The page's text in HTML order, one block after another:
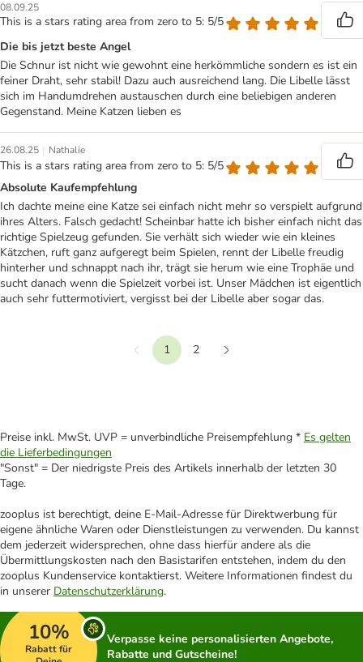
08.09.25
This is a stars rating area from zero to 5: 5/5
Die bis jetzt beste Angel
Die Schnur ist nicht wie gewohnt eine herkömmliche sondern es ist ein
feiner Draht, sehr stabil! Dazu auch ausreichend lang. Die Libelle lässt
sich im Handumdrehen austauschen durch eine beliebigen anderen
Gegenstand. Meine Katzen lieben es
26.08.25 | Nathalie
This is a stars rating area from zero to 5: 5/5
Absolute Kaufempfehlung
Ich dachte meine eine Katze sei einfach nicht mehr so verspielt aufgrund
ihres Alters. Falsch gedacht! Scheinbar hatte ich bisher einfach nicht das
richtige Spielzeug gefunden. Sie verhält sich wieder wie ein kleines
Kätzchen, ruft ganz aufgeregt beim Spielen, rennt der Libelle freudig
hinterher und schnappt nach ihr, trägt sie herum wie eine Trophäe und
sucht danach wenn die Spielzeit vorbei ist. Unser Mädchen ist eigentlich
auch sehr futtermotiviert, vergisst bei der Libelle aber sogar das.
Vorherige
1
2
Preise inkl. MwSt. UVP = unverbindliche Preisempfehlung * Es gelten
die Lieferbedingungen
"Sonst" = Der niedrigste Preis des Artikels innerhalb der letzten 30
Tage.
zooplus ist berechtigt, deine E-Mail-Adresse für Direktwerbung für
eigene ähnliche Waren oder Dienstleistungen zu verwenden. Du kannst
dem jederzeit widersprechen, ohne dass hierfür andere als die
Übermittlungskosten nach den Basistarifen entstehen, indem du den
zooplus Kundenservice kontaktierst. Weitere Informationen findest du
in unserer Datenschutzerklärung.
10%
Rabatt für
Verpasse keine personalisierten Angebote,
Rabatte und Gutscheine!